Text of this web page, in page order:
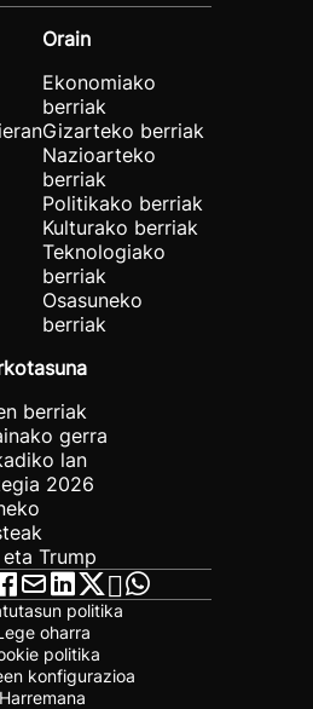
Orain
Ekonomiako
berriak
Gizarteko berriak
Nazioarteko
berriak
Politikako berriak
Kulturako berriak
Teknologiako
berriak
Osasuneko
berriak
berriak
gerra
lan
2026
eta Trump
politika
oharra
politika
konfigurazioa
Harremana